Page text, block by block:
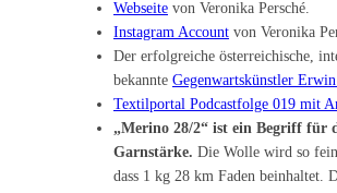
Webseite von Veronika Persché.
Instagram Account von Veronika
Der erfolgreiche österreichische,
bekannte Gegenwartskünstler
Textilportal Podcastfolge 019 mit
„Merino 28/2“ ist ein Begriff für
Garnstärke. Die Wolle wird so
dass 1 kg 28 km Faden beinhaltet.